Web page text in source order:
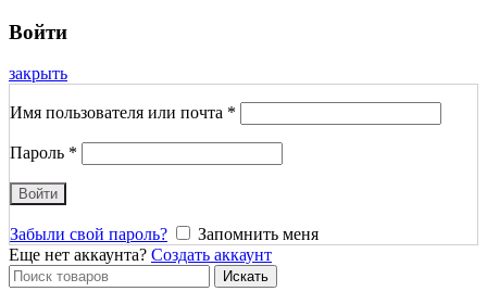
Войти
закрыть
Имя пользователя или почта *
Пароль *
Войти
Забыли свой пароль?
Запомнить меня
Еще нет аккаунта? Создать аккаунт
Search
for:
Искать